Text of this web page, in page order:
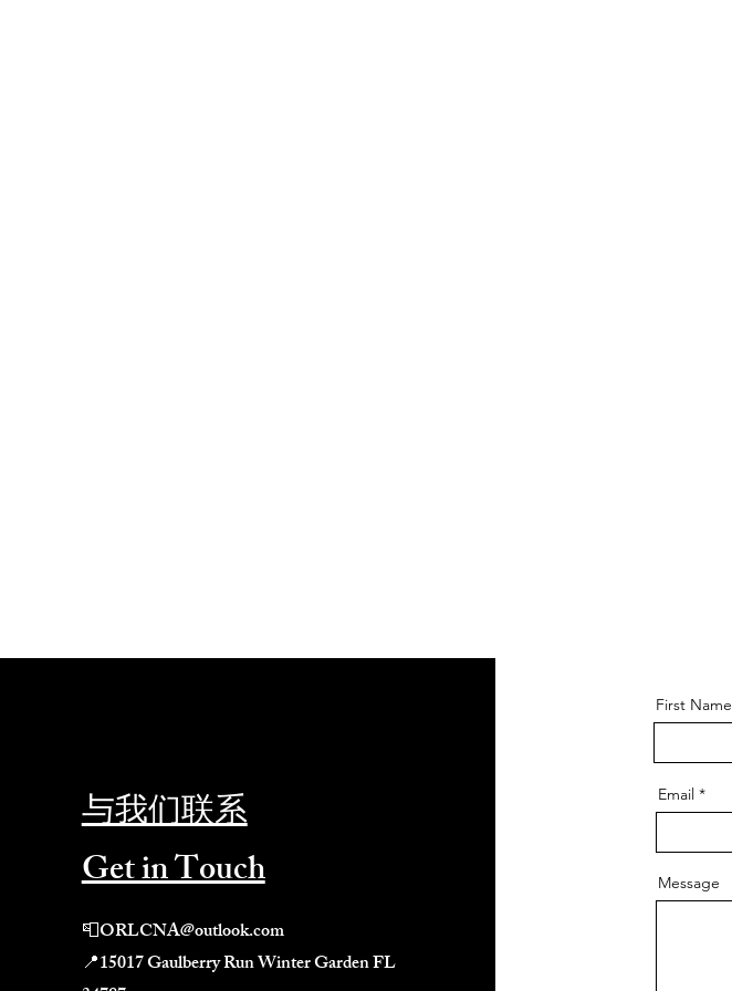
与我们联系
Get in Touch
📮ORLCNA@outlook.com
📍15017 Gaulberry Run Winter Garden FL
First Name
Email
Message